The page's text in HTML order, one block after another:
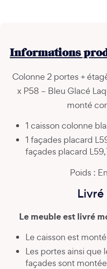
Informations
Colonne 2 portes +
x P58 – Bleu Glacé
monté
1 caisson colonne
1 façades placard
façades placard
Poids :
Le meuble est livré
Le caisson est monté
Les portes ainsi que
façades sont